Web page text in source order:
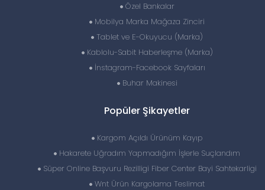
Özel Bankalar
Mobilya Marka Mağaza Zinciri
Tablet ve E-Okuyucu (Marka)
Kablolu-Sabit Haberleşme (Marka)
İnstagram-Facebook Sayfaları
Buhar Makinesi
Popüler Şikayetler
Kargom Açıldı Ürünüm Kayıp
Hakarete Uğradım Yapmadığım İşlerle Suçlandım
Süper Online Başvuru Rezilligi Fiber Center Bayi Sahtekarligi
Wnt Ürün Kargolama Teslimat